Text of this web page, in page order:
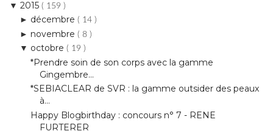
▼octobre
*Prendre soin de son corps avec la gamme
Gingembre...
*SEBIACLEAR de SVR : la gamme outsider des peaux
à...
Happy Blogbirthday : concours n° 7 - RENE
FURTERER
*Fu(n)chsia et Plum Plum Girl : les 2 nouveaux Rou...
*Glamglow et son Soin Nettoyant Exfoliant Quotidie...